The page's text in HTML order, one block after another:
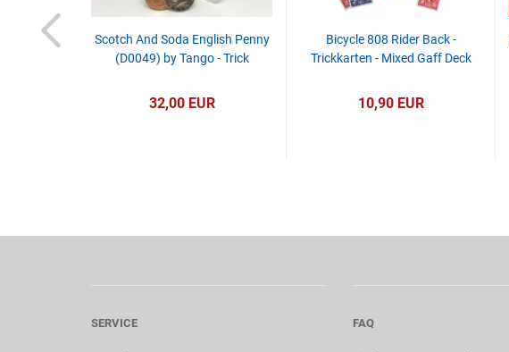
you
Scotch And Soda English Penny
(D0049) by Tango - Trick
32,00 EUR
Bicycle 808 Rider Back -
Trickkarten - Mixed Gaff Deck
10,90 EUR
SERVICE FAQ